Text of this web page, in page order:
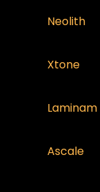
Neolith
Xtone
Laminam
Ascale